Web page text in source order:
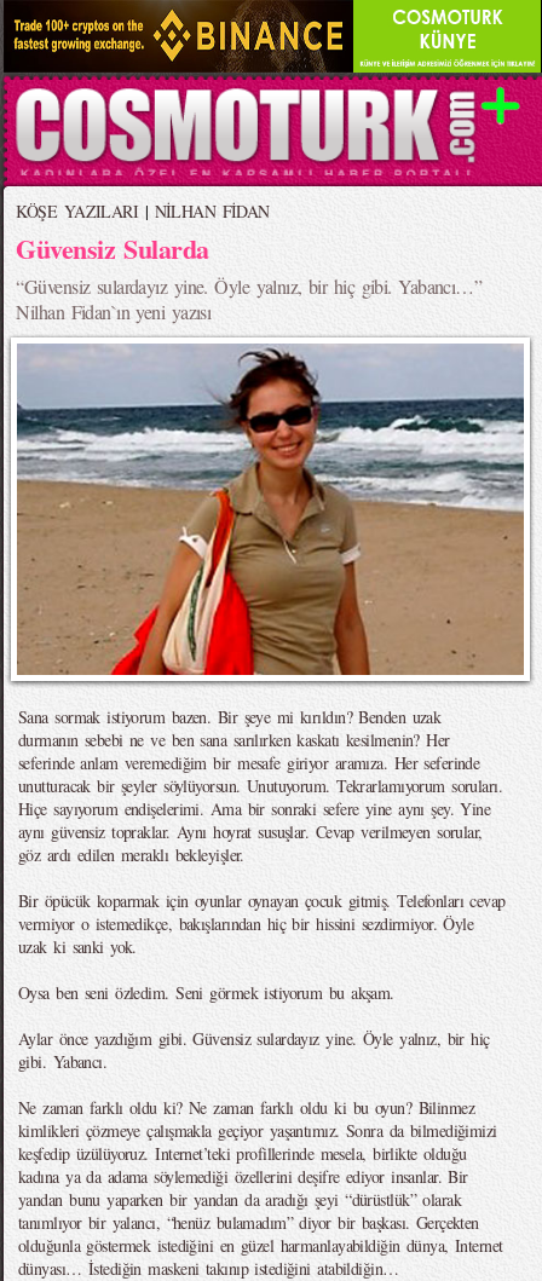
KÖŞE YAZILARI| NİLHAN FİDAN
Güvensiz Sularda
“Güvensiz sulardayız yine. Öyle yalnız, bir hiç gibi. Yabancı…”
Nilhan Fidan`ın yeni yazısı
Sana sormak istiyorum bazen. Bir şeye mi kırıldın? Benden uzak
durmanın sebebi ne ve ben sana sarılırken kaskatı kesilmenin? Her
seferinde anlam veremediğim bir mesafe giriyor aramıza. Her seferinde
unutturacak bir şeyler söylüyorsun. Unutuyorum. Tekrarlamıyorum soruları.
Hiçe sayıyorum endişelerimi. Ama bir sonraki sefere yine aynı şey. Yine
aynı güvensiz topraklar. Aynı hoyrat susuşlar. Cevap verilmeyen sorular,
göz ardı edilen meraklı bekleyişler.
Bir öpücük koparmak için oyunlar oynayan çocuk gitmiş. Telefonları cevap
vermiyor o istemedikçe, bakışlarından hiç bir hissini sezdirmiyor. Öyle
uzak ki sanki yok.
Oysa ben seni özledim. Seni görmek istiyorum bu akşam.
Aylar önce yazdığım gibi. Güvensiz sulardayız yine. Öyle yalnız, bir hiç
gibi. Yabancı.
Ne zaman farklı oldu ki? Ne zaman farklı oldu ki bu oyun? Bilinmez
kimlikleri çözmeye çalışmakla geçiyor yaşantımız. Sonra da bilmediğimizi
keşfedip üzülüyoruz. Internet’teki profillerinde mesela, birlikte olduğu
kadına ya da adama söylemediği özellerini deşifre ediyor insanlar. Bir
yandan bunu yaparken bir yandan da aradığı şeyi “dürüstlük” olarak
tanımlıyor bir yalancı, “henüz bulamadım” diyor bir başkası. Gerçekten
olduğunla göstermek istediğini en güzel harmanlayabildiğin dünya, Internet
dünyası… İstediğin maskeni takınıp istediğini atabildiğin…